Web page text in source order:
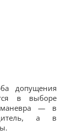
допущения
в выборе
маневра — в
а в